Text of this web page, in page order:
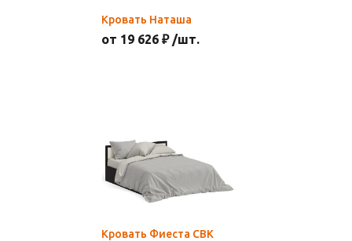
Кровать Наташа
от 19 626 ₽ /шт.
Кровать Фиеста СВК